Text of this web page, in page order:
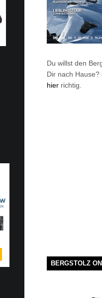
Du willst den
Dir nach Hause?
hierrichtig.
BERGSTOLZ